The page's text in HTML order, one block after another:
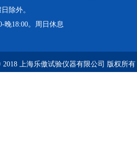
除外。
晚18:00。周日休息
2018 上海乐傲试验仪器有限公司 版权所